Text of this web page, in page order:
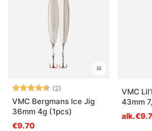
Arvio: (2)
4.5 5:sta tähdestä
VMC Bergmans Ice Jig
36mm 4g (1pcs)
€9.70
VMC
43mm